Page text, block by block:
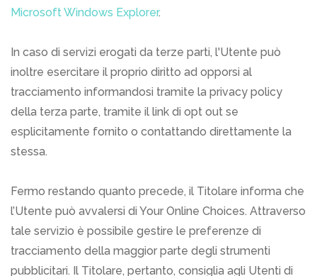
Microsoft Windows Explorer.
In caso di servizi erogati da terze parti, l'Utente può
inoltre esercitare il proprio diritto ad opporsi al
tracciamento informandosi tramite la privacy policy
della terza parte, tramite il link di opt out se
esplicitamente fornito o contattando direttamente la
stessa.
Fermo restando quanto precede, il Titolare informa che
l’Utente può avvalersi di Your Online Choices. Attraverso
tale servizio è possibile gestire le preferenze di
tracciamento della maggior parte degli strumenti
pubblicitari. Il Titolare, pertanto, consiglia agli Utenti di